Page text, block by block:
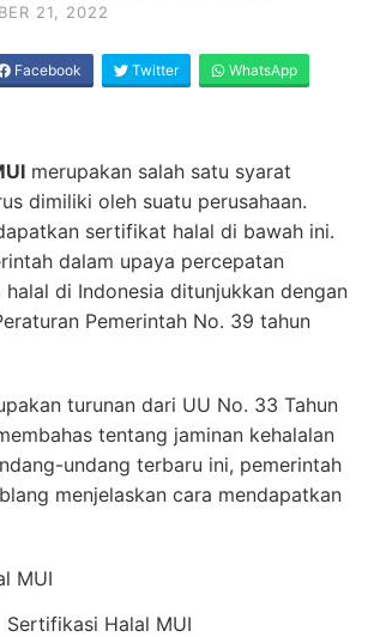
21, 2022
Facebook Twitter WhatsApp
merupakan salah satu syarat
dimiliki oleh suatu perusahaan.
sertifikat halal di bawah ini.
dalam upaya percepatan
di Indonesia ditunjukkan dengan
Pemerintah No. 39 tahun
turunan dari UU No. 33 Tahun
tentang jaminan kehalalan
undang terbaru ini, pemerintah
menjelaskan cara mendapatkan
Sertifikasi Halal MUI